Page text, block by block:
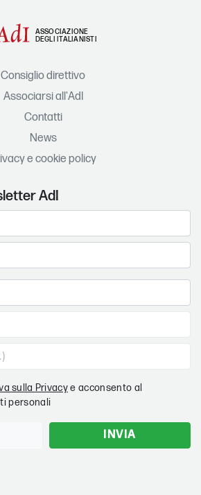
ASSOCIAZIONE
DEGLI ITALIANISTI
Consiglio direttivo
Associarsi all'AdI
Contatti
News
e cookie policy
AdI
sulla Privacye acconsento al
personali
INVIA